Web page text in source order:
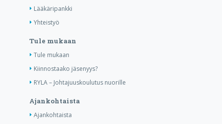
Lääkäripankki
Yhteistyö
Tule mukaan
Tule mukaan
Kiinnostaako jäsenyys?
RYLA – Johtajuuskoulutus nuorille
Ajankohtaista
Ajankohtaista